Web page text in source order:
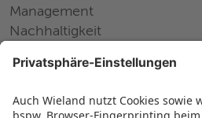
Management
Nachhaltigkeit
Messen und Events
Karriere